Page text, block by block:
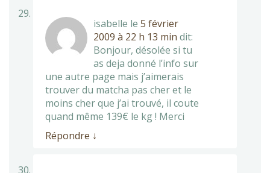
isabelle le 5 février
2009 à 22 h 13 min dit:
Bonjour, désolée si tu
as deja donné l’info sur
une autre page mais j’aimerais
trouver du matcha pas cher et le
moins cher que j’ai trouvé, il coute
quand même 139€ le kg ! Merci
Répondre ↓